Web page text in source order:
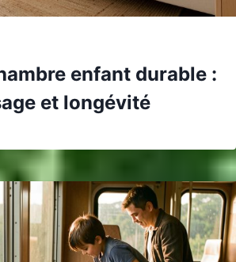
enfant durable :
et longévité